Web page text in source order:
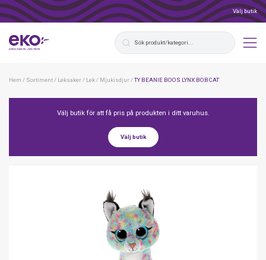
Välj butik
Hem / Sortiment/ Leksaker/ Lek/ Mjukisdjur/TY BEANIE BOOS LYNX BOBCAT
Välj butik för att få pris på produkten i ditt varuhus.
Välj butik